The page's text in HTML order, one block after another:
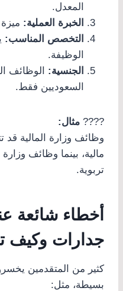
المعدل.
الخبرة العملية:
التخصص المناسب:
الوظيفة.
الجنسية: الوظائف
السعوديين فقط.
???? مثال:
وظائف وزارة المالية
مالية، بينما وظائف
تربوية.
أخطاء شائعة
جدارات وكيف
كثير من المتقدمين
بسيطة، مثل: